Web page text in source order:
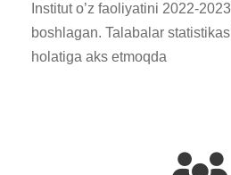
Institut o’z faoliyatini 2022-
boshlagan. Talabalar
holatiga aks etmoqda